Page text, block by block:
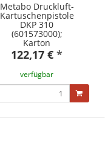
Metabo Druckluft-
Kartuschenpistole
DKP 310
(601573000);
Karton
122,17 € *
verfügbar